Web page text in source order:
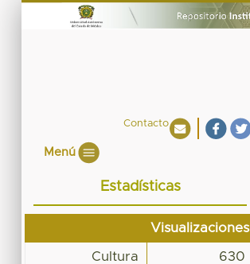
Contacto
Menú
Estadísticas
Visualizaciones
Cultura
630